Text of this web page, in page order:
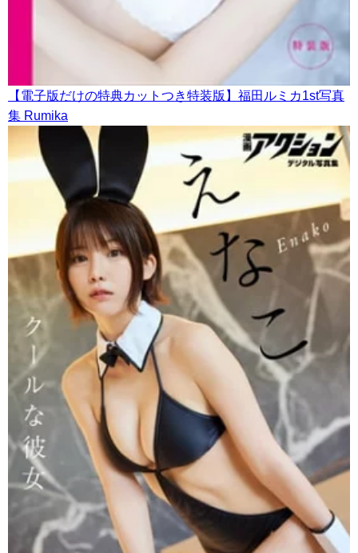
【電子版だけの特典カットつき特装版】福田ルミカ1st写真
集 Rumika